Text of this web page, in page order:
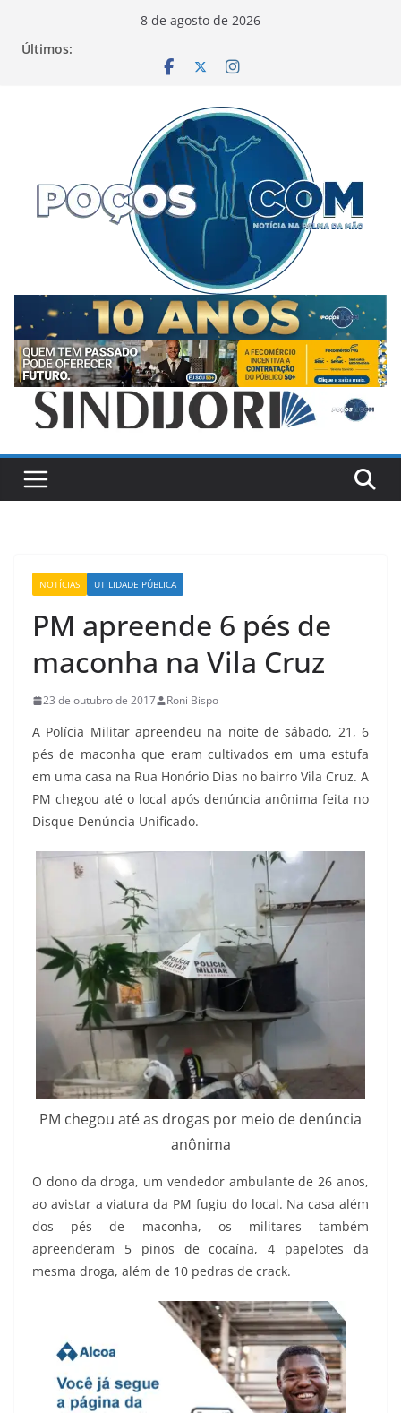
8 de agosto de 2026
Últimos:
NOTÍCIAS UTILIDADE PÚBLICA
PM apreende 6 pés de
maconha na Vila Cruz
23 de outubro de 2017 Roni Bispo
A Polícia Militar apreendeu na noite de sábado, 21, 6
pés de maconha que eram cultivados em uma estufa
em uma casa na Rua Honório Dias no bairro Vila Cruz. A
PM chegou até o local após denúncia anônima feita no
Disque Denúncia Unificado.
PM chegou até as drogas por meio de denúncia
anônima
O dono da droga, um vendedor ambulante de 26 anos,
ao avistar a viatura da PM fugiu do local. Na casa além
dos pés de maconha, os militares também
apreenderam 5 pinos de cocaína, 4 papelotes da
mesma droga, além de 10 pedras de crack.